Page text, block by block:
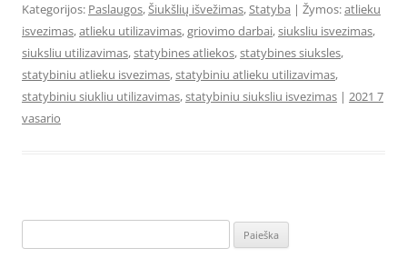
Kategorijos: Paslaugos,Šiukšlių išvežimas,Statyba | Žymos:atlieku
isvezimas,atlieku utilizavimas,griovimo darbai,siuksliu isvezimas,
siuksliu utilizavimas,statybines atliekos,statybines siuksles,
statybiniu atlieku isvezimas,statybiniu atlieku utilizavimas,
statybiniu siukliu utilizavimas,statybiniu siuksliu isvezimas | 2021 7
vasario